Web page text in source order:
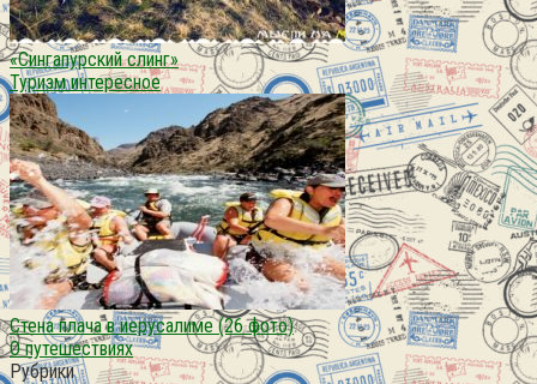
«Сингапурский слинг»
Туризм интересное
Стена плача в иерусалиме (26 фото)
О путешествиях
Рубрики